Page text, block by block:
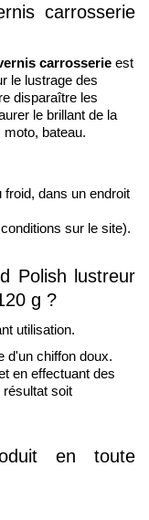
carrosserie
carrosserie est
le lustrage des
disparaître les
le brillant de la
bateau.
dans un endroit
sur le site).
Polish lustreur
g ?
utilisation.
d'un chiffon doux.
en effectuant des
soit
en toute